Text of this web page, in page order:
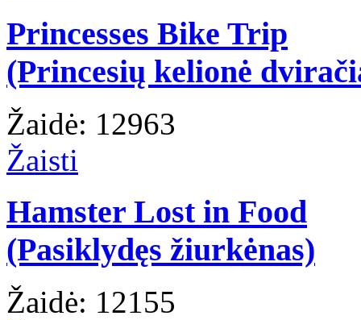
Princesses Bike Trip
(Princesių kelionė
Žaidė: 12963
Žaisti
Hamster Lost in Food
(Pasiklydęs žiurkėnas)
Žaidė: 12155